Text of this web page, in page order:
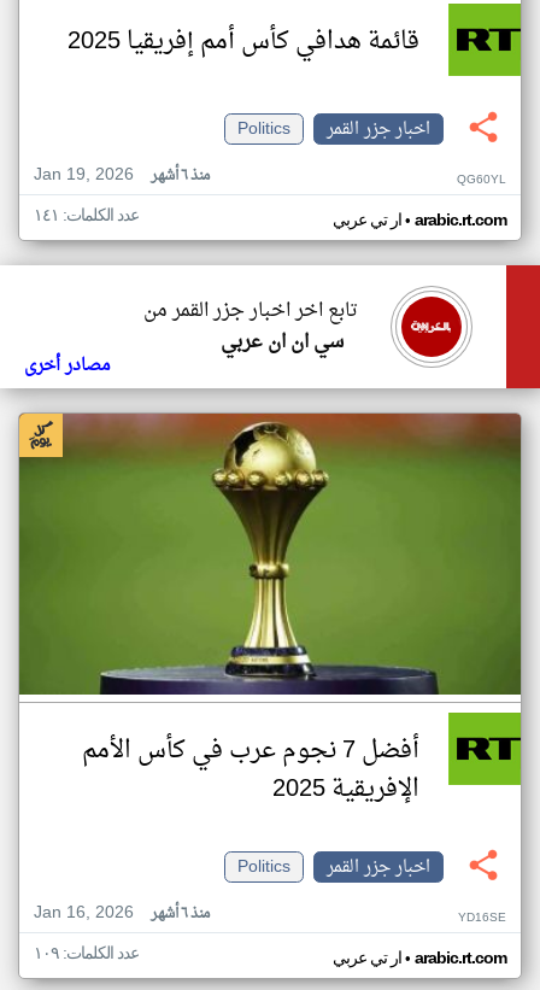
قائمة هدافي كأس أمم إفريقيا 2025
اخبار جزر القمر
Politics
Jan 19, 2026
منذ ٦ أشهر QG60YL
ار تي عربي• arabic.rt.com عدد الكلمات: ١٤١
تابع اخر اخبار جزر القمر من
سي ان ان عربي
مصادر أخرى
أفضل 7 نجوم عرب في كأس الأمم
الإفريقية 2025
اخبار جزر القمر
Politics
Jan 16, 2026
منذ ٦ أشهر YD16SE
ار تي عربي• arabic.rt.com عدد الكلمات: ١٠٩